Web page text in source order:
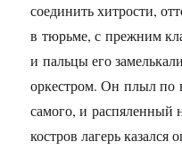
соединить хитрости,
в тюрьме, с прежним
и пальцы его
оркестром. Он плыл по
самого, и распяленный
костров лагерь